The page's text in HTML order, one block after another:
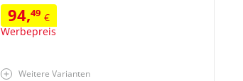
94,49 €
Werbepreis
Weitere Varianten